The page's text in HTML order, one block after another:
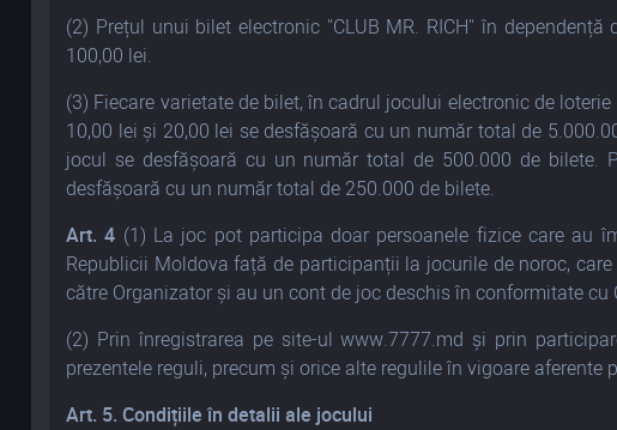
(2) Prețul unui bilet electronic "CLUB MR. RICH" în
100,00 lei.
(3) Fiecare varietate de bilet, în cadrul jocului electronic de
10,00 lei și 20,00 lei se desfășoară cu un număr total de
jocul se desfășoară cu un număr total de 500.000 de bilete.
desfășoară cu un număr total de 250.000 de bilete.
Art. 4 (1) La joc pot participa doar persoanele fizice care au
Republicii Moldova față de participanții la jocurile de noroc,
către Organizator și au un cont de joc deschis în conformitate
(2) Prin înregistrarea pe site-ul www.7777.md și prin
prezentele reguli, precum și orice alte regulile în vigoare
Art. 5. Condițiile în detalii ale jocului